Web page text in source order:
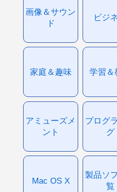
画像＆サウン
ド
ビジ
家庭＆趣味 学習＆
アミューズメ
ント
プログ
グ
Mac OS X
製品ソ
覧